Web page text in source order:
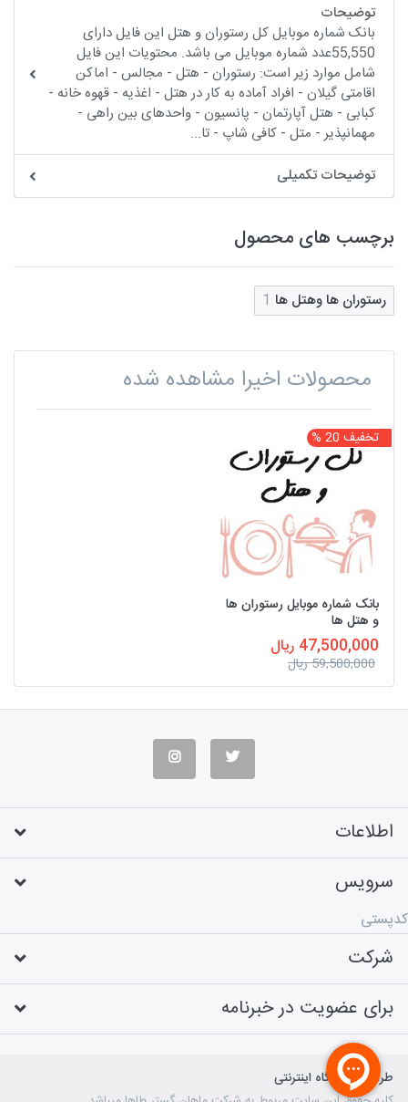
توضیحات
بانک شماره موبایل کل رستوران و هتل این فایل دارای
55,550عدد شماره موبایل می باشد. محتویات این فایل
شامل موارد زیر است: رستوران - هتل - مجالس - اماکن
اقامتی گیلان - افراد آماده به کار در هتل - اغذیه - قهوه خانه -
کبابی - هتل آپارتمان - پانسیون - واحدهای بین راهی -
مهمانپذیر - متل - کافی شاپ - تا...
توضیحات تکمیلی
برچسب های محصول
رستوران ها وهتل ها 1
محصولات اخیرا مشاهده شده
تخفیف 20 %
بانک شماره موبایل رستوران ها
و هتل ها
47,500,000 ریال
59,500,000 ریال
اطلاعات
سرویس
کدپستی
شرکت
برای عضویت در خبرنامه
طراحی فروشگاه اینترنتی